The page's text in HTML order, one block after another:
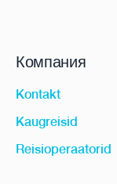
Компания
Kontakt
Kaugreisid
Reisioperaatorid